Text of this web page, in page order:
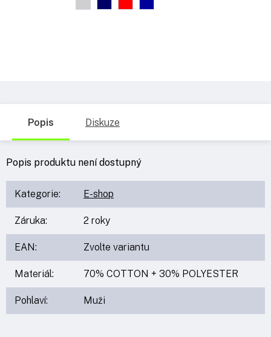
Popis Diskuze
Popis produktu není dostupný
Kategorie: E-shop
Záruka: 2 roky
EAN: Zvolte variantu
Materiál: 70% COTTON + 30% POLYESTER
Pohlaví: Muži